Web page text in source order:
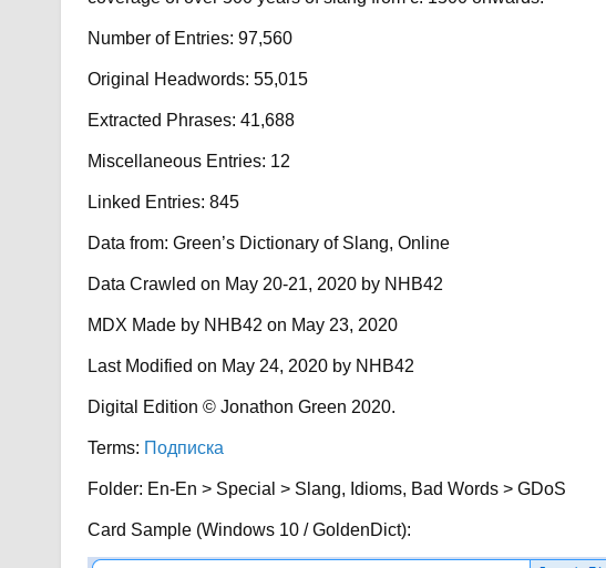
Number of Entries: 97,560
Original Headwords: 55,015
Extracted Phrases: 41,688
Miscellaneous Entries: 12
Linked Entries: 845
Data from: Green’s Dictionary of Slang, Online
Data Crawled on May 20-21, 2020 by NHB42
MDX Made by NHB42 on May 23, 2020
Last Modified on May 24, 2020 by NHB42
Digital Edition © Jonathon Green 2020.
Terms: Подписка
Folder: En-En > Special > Slang, Idioms, Bad Words > GDoS
Card Sample (Windows 10 / GoldenDict):